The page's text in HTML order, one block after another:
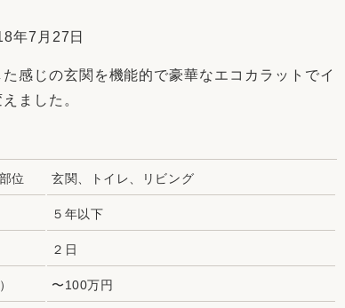
3Dシミュレーション
探しから性能向上リフォームをワン
年7月27日
感じの玄関を機能的で豪華なエコカラットでイ
ました。
位 玄関、トイレ、リビング
５年以下
２日
〜100万円